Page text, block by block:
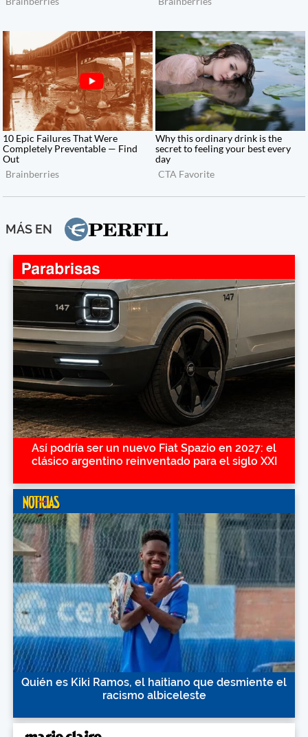
MÁS EN
Así podría ser un nuevo Fiat Spazio en 2027: el
clásico argentino reinventado para el siglo XXI
Quién es Kiki Ramos, el haitiano que desmiente el
racismo albiceleste